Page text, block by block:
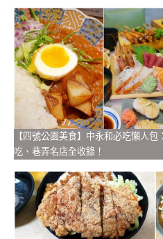
【四號公園美食】中永和必吃懶人
吃、巷弄名店全收錄！